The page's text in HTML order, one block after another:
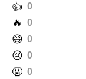
️👍 0
️🔥 0
️😄 0
️😢 0
️🤬 0